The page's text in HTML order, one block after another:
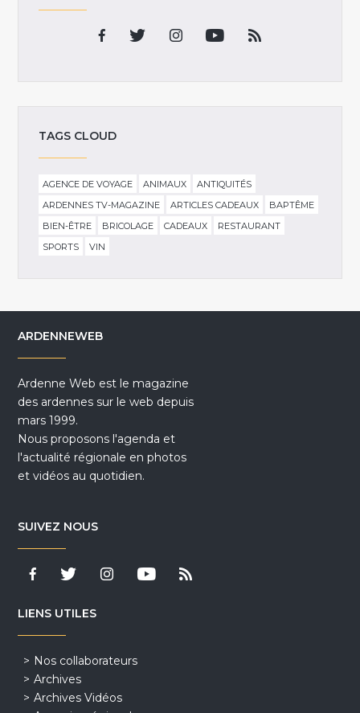
TAGS CLOUD
AGENCE DE VOYAGE ANIMAUX
ANTIQUITÉS
ARDENNES TV-MAGAZINE
ARTICLES CADEAUX
BAPTÊME
BIEN-ÊTRE
BRICOLAGE CADEAUX
RESTAURANT
SPORTS
VIN
ARDENNEWEB
Ardenne Web est le magazine
des ardennes sur le web depuis
mars 1999.
Nous proposons l'agenda et
l'actualité régionale en photos
et vidéos au quotidien.
SUIVEZ NOUS
LIENS UTILES
Nos collaborateurs
Archives
Archives Vidéos